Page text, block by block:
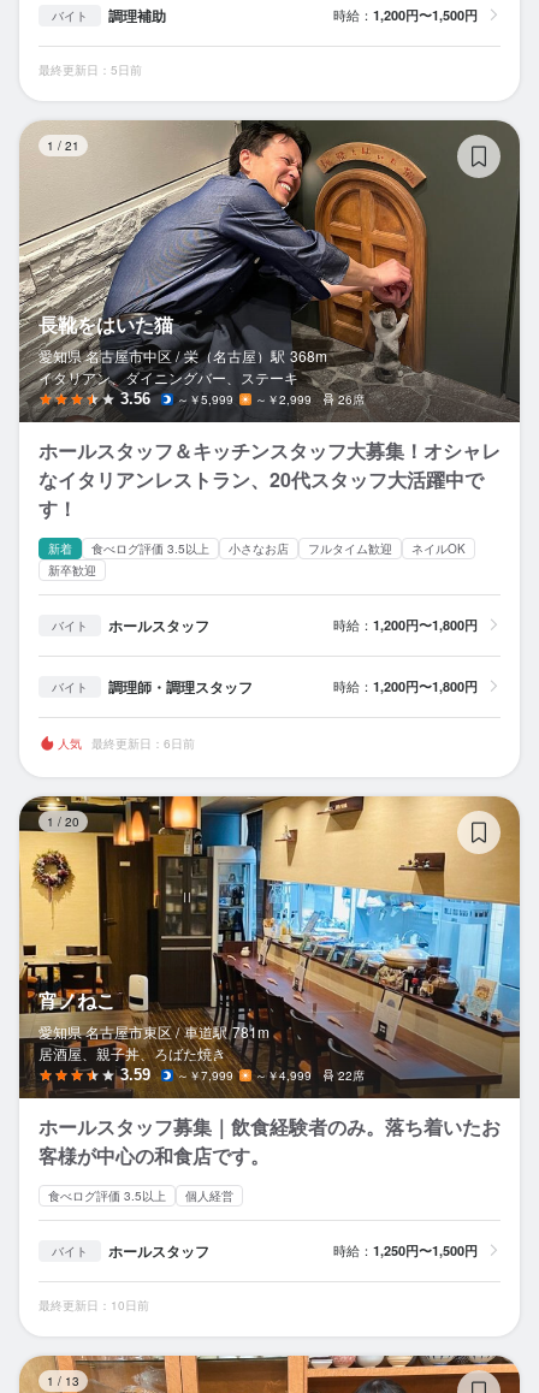
バイト 調理補助 時給： 1,200円〜1,500円
最終更新日：5日前
1 / 21
長靴をはいた猫
愛知県 名古屋市中区 / 栄（名古屋） 駅 368m
イタリアン、ダイニングバー、ステーキ
3.56 ～￥5,999 ～￥2,999 26席
ホールスタッフ＆キッチンスタッフ大募集！オシャレ
なイタリアンレストラン、20代スタッフ大活躍中で
す！
新着 食べログ評価 3.5以上 小さなお店 フルタイム歓迎
ネイルOK
新卒歓迎
バイト ホールスタッフ 時給： 1,200円〜1,800円
バイト 調理師・調理スタッフ 時給： 1,200円〜1,800円
人気 最終更新日：6日前
1 / 20
宵ノねこ
愛知県 名古屋市東区 / 車道駅 781m
居酒屋、親子丼、ろばた焼き
3.59 ～￥7,999 ～￥4,999 22席
ホールスタッフ募集｜飲食経験者のみ。落ち着いたお
客様が中心の和食店です。
食べログ評価 3.5以上 個人経営
バイト ホールスタッフ 時給： 1,250円〜1,500円
最終更新日：10日前
1 / 13